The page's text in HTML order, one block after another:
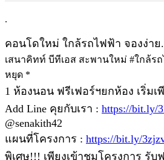
.
คอนโดใหม่ ใกล้รถไฟฟ้า จองง่าย
เสนาคิทท์ บีทีเอส สะพานใหม่ #ใกล้ร
หยุด *
1 ห้องนอน ฟรีเฟอร์ฯยกห้อง เริ่มเ
Add Line คุยกับเรา : https://bit.ly/
@senakith42
แผนที่โครงการ : https://bit.ly/
พิเศษ!!! เพียงเข้าชมโครงการ รับ